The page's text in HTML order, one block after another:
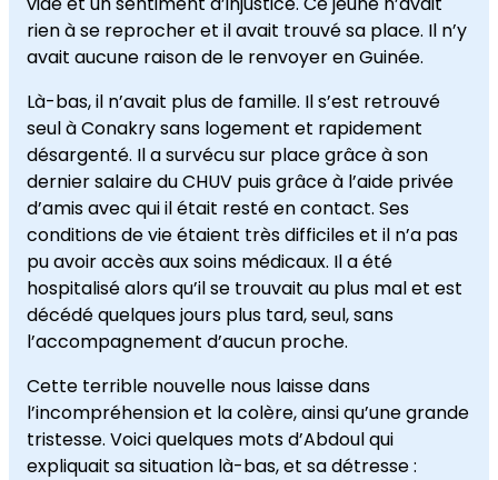
rien à se reprocher et il avait trouvé sa place. Il n’y
avait aucune raison de le renvoyer en Guinée.
Là-bas, il n’avait plus de famille. Il s’est retrouvé
seul à Conakry sans logement et rapidement
désargenté. Il a survécu sur place grâce à son
dernier salaire du CHUV puis grâce à l’aide privée
d’amis avec qui il était resté en contact. Ses
conditions de vie étaient très difficiles et il n’a pas
pu avoir accès aux soins médicaux. Il a été
hospitalisé alors qu’il se trouvait au plus mal et est
décédé quelques jours plus tard, seul, sans
l’accompagnement d’aucun proche.
Cette terrible nouvelle nous laisse dans
l’incompréhension et la colère, ainsi qu’une grande
tristesse. Voici quelques mots d’Abdoul qui
expliquait sa situation là-bas, et sa détresse :